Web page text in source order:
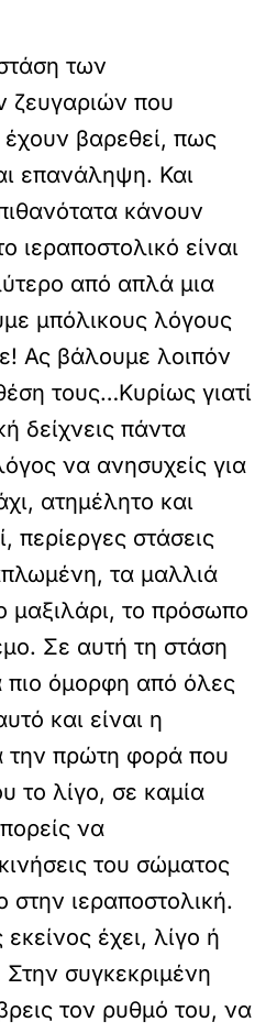
των
ζευγαριών που
έχουν βαρεθεί, πως
επανάληψη. Και
κάνουν
ιεραποστολικό είναι
από απλά μια
μπόλικους λόγους
Ας βάλουμε λοιπόν
τους…Κυρίως γιατί
δείχνεις πάντα
να ανησυχείς για
ατημέλητο και
περίεργες στάσεις
τα μαλλιά
μαξιλάρι, το πρόσωπο
Σε αυτή τη στάση
πιο όμορφη από όλες
και είναι η
την πρώτη φορά που
το λίγο, σε καμία
να
του σώματος
ιεραποστολική.
έχει, λίγο ή
συγκεκριμένη
τον ρυθμό του, να